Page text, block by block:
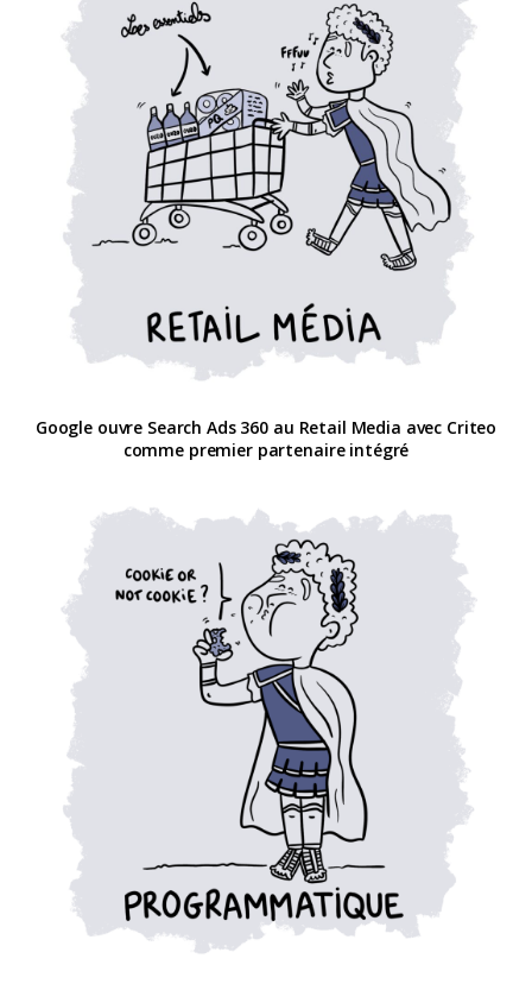
Google ouvre Search Ads 360 au Retail Media avec Criteo
comme premier partenaire intégré